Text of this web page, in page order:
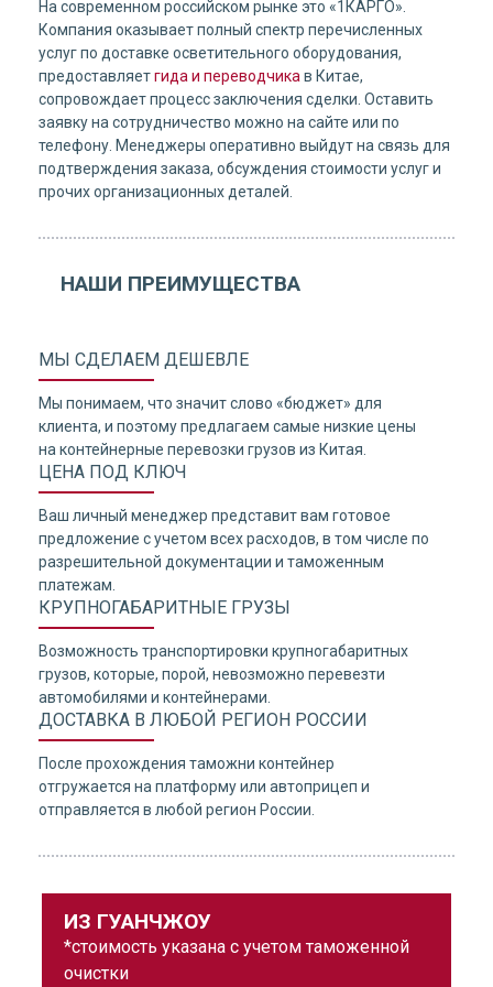
На современном российском рынке это «1КАРГО».
Компания оказывает полный спектр перечисленных
услуг по доставке осветительного оборудования,
предоставляетгида и переводчика в Китае,
сопровождает процесс заключения сделки. Оставить
заявку на сотрудничество можно на сайте или по
телефону. Менеджеры оперативно выйдут на связь для
подтверждения заказа, обсуждения стоимости услуг и
прочих организационных деталей.
НАШИ ПРЕИМУЩЕСТВА
МЫ СДЕЛАЕМ ДЕШЕВЛЕ
Мы понимаем, что значит слово «бюджет» для
клиента, и поэтому предлагаем самые низкие цены
на контейнерные перевозки грузов из Китая.
ЦЕНА ПОД КЛЮЧ
Ваш личный менеджер представит вам готовое
предложение с учетом всех расходов, в том числе по
разрешительной документации и таможенным
платежам.
КРУПНОГАБАРИТНЫЕ ГРУЗЫ
Возможность транспортировки крупногабаритных
грузов, которые, порой, невозможно перевезти
автомобилями и контейнерами.
ДОСТАВКА В ЛЮБОЙ РЕГИОН РОССИИ
После прохождения таможни контейнер
отгружается на платформу или автоприцеп и
отправляется в любой регион России.
ИЗ ГУАНЧЖОУ
*стоимость указана с учетом таможенной
очистки